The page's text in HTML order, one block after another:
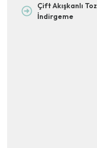
Çift Akışkanlı Toz
İndirgeme